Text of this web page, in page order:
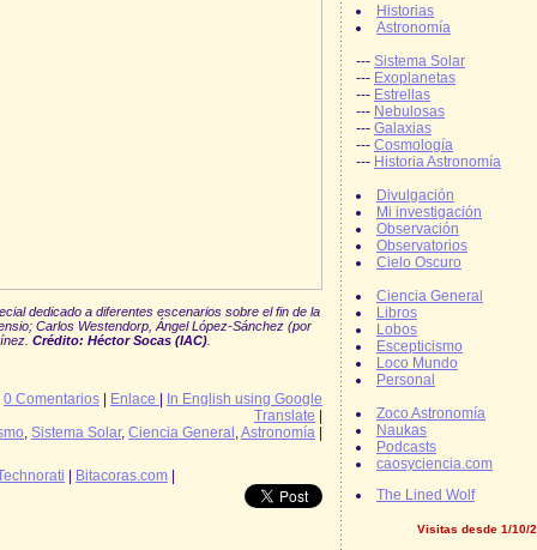
dedicado a diferentes escenarios sobre el fin de la
Carlos Westendorp, Ángel López-Sánchez (por
Crédito: Héctor Socas (IAC).
0 Comentarios | Enlace | In English using Google
Translate |
, Sistema Solar, Ciencia General,Astronomía |
| Bitacoras.com |
Historias
Astronomía
--- Sistema Solar
--- Exoplanetas
--- Estrellas
--- Nebulosas
--- Galaxias
--- Cosmología
--- Historia Astronomía
Divulgación
Mi investigación
Observación
Observatorios
Cielo Oscuro
Ciencia General
Libros
Lobos
Escepticismo
Loco Mundo
Personal
Zoco Astronomía
Naukas
Podcasts
caosyciencia.com
The Lined Wolf
Visitas desde 1/10/